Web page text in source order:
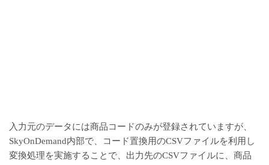
入力元のデータには商品コードのみが登録されていますが、
SkyOnDemand内部で、コード置換用のCSVファイルを利用し
変換処理を実施することで、出力先のCSVファイルに、商品